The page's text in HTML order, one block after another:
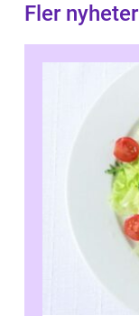
Fler nyheter